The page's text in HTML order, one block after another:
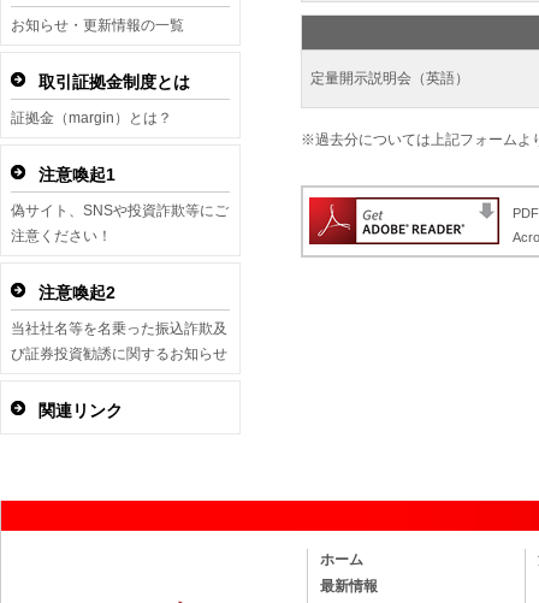
定量開示説明会（英語）
※過去分については上記フォームよ
お知らせ・更新情報の一覧
取引証拠金制度とは
証拠金（margin）とは？
注意喚起1
偽サイト、SNSや投資詐欺等にご
注意ください！
注意喚起2
当社社名等を名乗った振込詐欺及
び証券投資勧誘に関するお知らせ
関連リンク
ホーム
最新情報